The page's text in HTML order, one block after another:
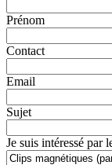
Prénom
Contact
Email
Sujet
Je suis intéressé par